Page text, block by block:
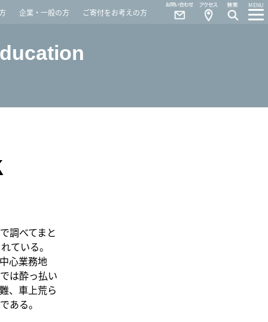
企業・一般の方 ご寄付をお考えの方
MENU
Access
Contact
調べてまと
ている。
心業務地
は酔っ払い
、車上荒ら
ある。